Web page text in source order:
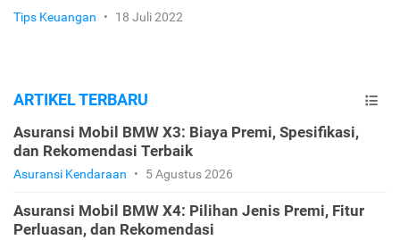
Tips Keuangan • 18 Juli 2022
ARTIKEL TERBARU
Asuransi Mobil BMW X3: Biaya Premi, Spesifikasi,
dan Rekomendasi Terbaik
Asuransi Kendaraan • 5 Agustus 2026
Asuransi Mobil BMW X4: Pilihan Jenis Premi, Fitur
Perluasan, dan Rekomendasi